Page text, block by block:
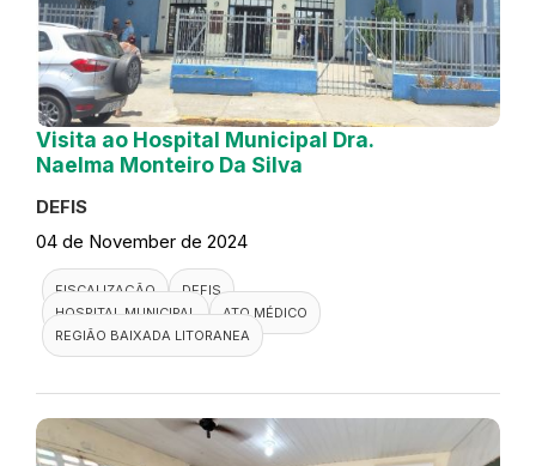
Visita ao Hospital Municipal Dra.
Naelma Monteiro Da Silva
DEFIS
04 de November de 2024
FISCALIZAÇÃO
DEFIS
HOSPITAL MUNICIPAL
ATO MÉDICO
REGIÃO BAIXADA LITORANEA